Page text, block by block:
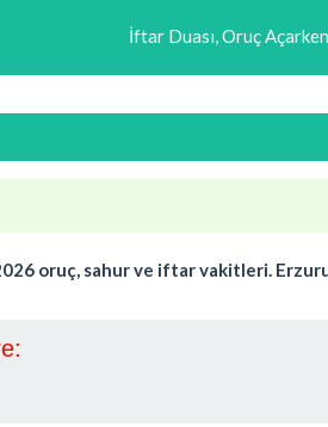
İftar Duası, Oruç
oruç, sahur ve iftar vakitleri.